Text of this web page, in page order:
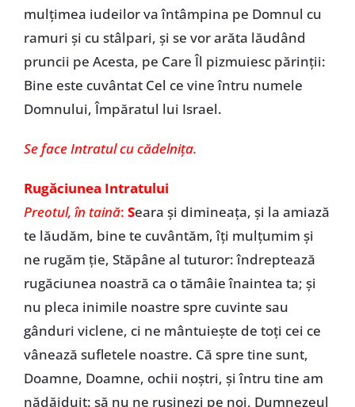
mulțimea iudeilor va întâmpina pe Domnul cu
ramuri și cu stâlpari, și se vor arăta lăudând
pruncii pe Acesta, pe Care Îl pizmuiesc părinții:
Bine este cuvântat Cel ce vine întru numele
Domnului, Împăratul lui Israel.
Se face Intratul cu cădelnița.
Rugăciunea Intratului
Preotul, în taină: Seara și dimineața, și la amiază
te lăudăm, bine te cuvântăm, îți mulțumim și
ne rugăm ție, Stăpâne al tuturor: îndreptează
rugăciunea noastră ca o tămâie înaintea ta; și
nu pleca inimile noastre spre cuvinte sau
gânduri viclene, ci ne mântuiește de toți cei ce
vânează sufletele noastre. Că spre tine sunt,
Doamne, Doamne, ochii noștri, și întru tine am
nădăjduit: să nu ne rușinezi pe noi, Dumnezeul